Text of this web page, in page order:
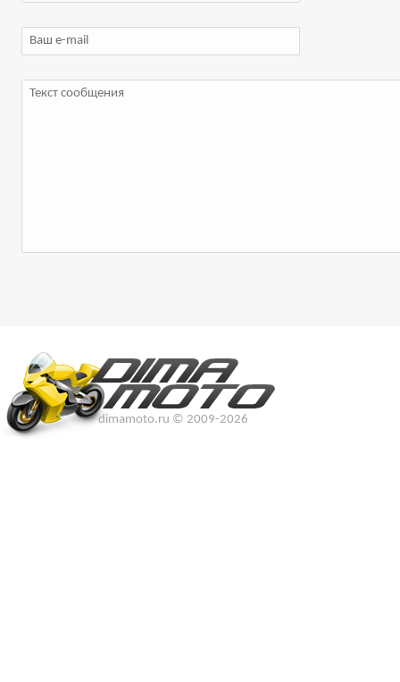
dimamoto.ru © 2009-2026